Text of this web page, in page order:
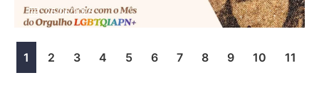
25/06/2026
1 2 3 4 5 6 7 8 9 10 11